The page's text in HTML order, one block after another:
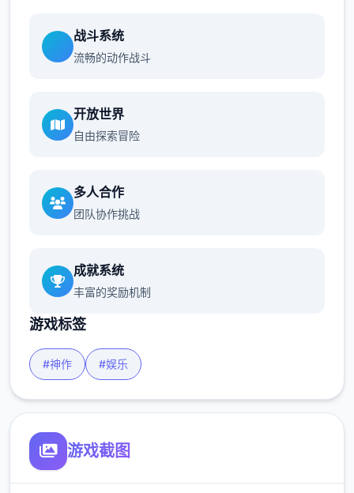
战斗系统
流畅的动作战斗
开放世界
自由探索冒险
多人合作
团队协作挑战
成就系统
丰富的奖励机制
游戏标签
#神作 #娱乐
游戏截图